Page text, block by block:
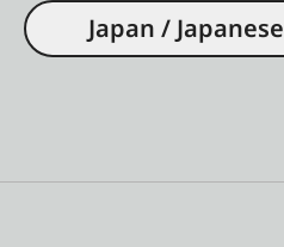
Japan / Japanese